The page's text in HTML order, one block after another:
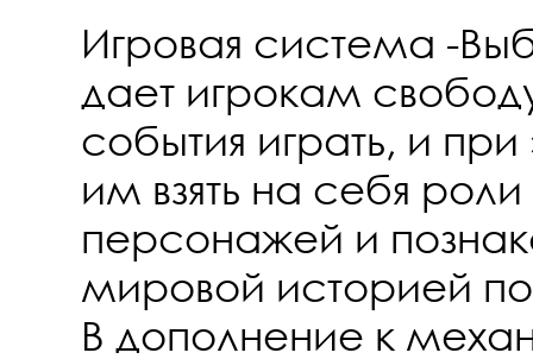
Игровая система -
дает игрокам
события играть, и
им взять на себя
персонажей и
мировой историей
В дополнение к